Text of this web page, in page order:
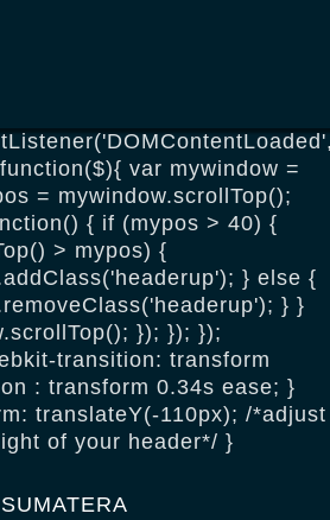
var mywindow =
= mywindow.scrollTop();
{ if (mypos > 40) {
> mypos) {
} else {
} }
}); }); });
transition: transform
: transform 0.34s ease; }
translateY(-110px); /*adjust
of your header*/ }
SUMATERA